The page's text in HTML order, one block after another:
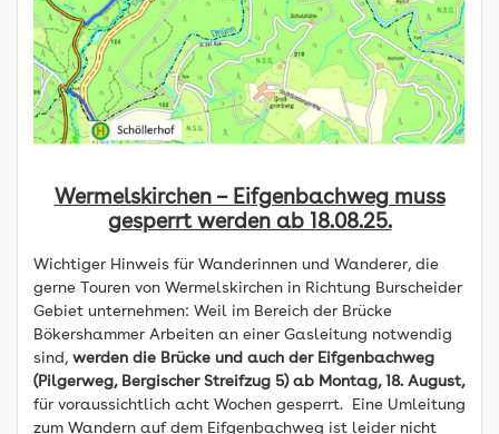
Wermelskirchen – Eifgenbachweg muss
gesperrt werden ab 18.08.25.
Wichtiger Hinweis für Wanderinnen und Wanderer, die
gerne Touren von Wermelskirchen in Richtung Burscheider
Gebiet unternehmen: Weil im Bereich der Brücke
Bökershammer Arbeiten an einer Gasleitung notwendig
sind, werden die Brücke und auch der Eifgenbachweg
(Pilgerweg, Bergischer Streifzug 5) ab Montag, 18. August,
für voraussichtlich acht Wochen gesperrt. Eine Umleitung
zum Wandern auf dem Eifgenbachweg ist leider nicht